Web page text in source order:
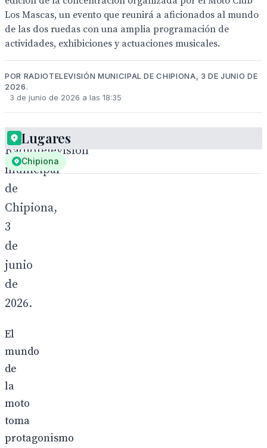
Los Mascas, un evento que reunirá a aficionados al mundo
de las dos ruedas con una amplia programación de
actividades, exhibiciones y actuaciones musicales.
POR RADIOTELEVISIÓN MUNICIPAL DE CHIPIONA, 3 DE JUNIO DE
2026.
3 de junio de 2026 a las 18:35
Radiotelevisión
municipal
de
Chipiona,
3
de
junio
de
2026.
El
mundo
de
la
moto
toma
protagonismo
Lugares
Chipiona